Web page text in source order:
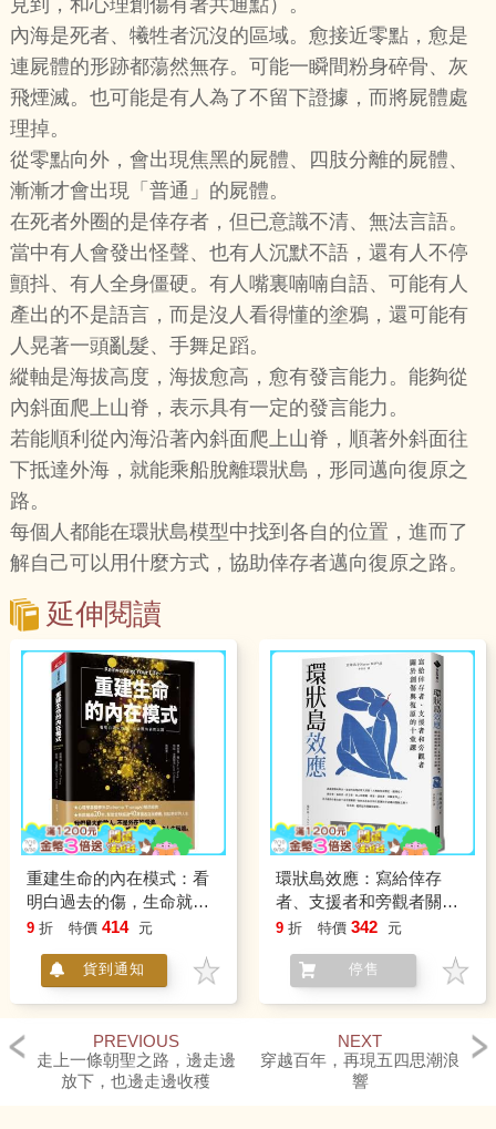
見到，和心理創傷有著共通點）。
內海是死者、犧牲者沉沒的區域。愈接近零點，愈是
連屍體的形跡都蕩然無存。可能一瞬間粉身碎骨、灰
飛煙滅。也可能是有人為了不留下證據，而將屍體處
理掉。
從零點向外，會出現焦黑的屍體、四肢分離的屍體、
漸漸才會出現「普通」的屍體。
在死者外圈的是倖存者，但已意識不清、無法言語。
當中有人會發出怪聲、也有人沉默不語，還有人不停
顫抖、有人全身僵硬。有人嘴裏喃喃自語、可能有人
產出的不是語言，而是沒人看得懂的塗鴉，還可能有
人晃著一頭亂髮、手舞足蹈。
縱軸是海拔高度，海拔愈高，愈有發言能力。能夠從
內斜面爬上山脊，表示具有一定的發言能力。
若能順利從內海沿著內斜面爬上山脊，順著外斜面往
下抵達外海，就能乘船脫離環狀島，形同邁向復原之
路。
每個人都能在環狀島模型中找到各自的位置，進而了
解自己可以用什麼方式，協助倖存者邁向復原之路。
延伸閱讀
重建生命的內在模式：看
明白過去的傷，生命就有
新的出路
9 折 特價 414 元
貨到通知
環狀島效應：寫給倖存
者、支援者和旁觀者關於
創傷與復原的十堂課
9 折 特價 342 元
停售
PREVIOUS
走上一條朝聖之路，邊走邊
放下，也邊走邊收穫
NEXT
穿越百年，再現五四思潮浪
響